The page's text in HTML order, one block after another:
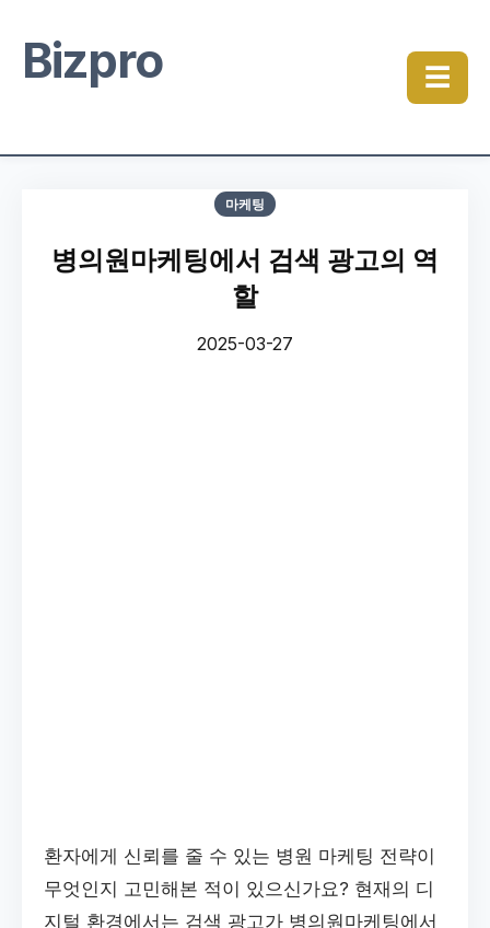
Bizpro ☰
마케팅
병의원마케팅에서 검색 광고의 역
할
2025-03-27
환자에게 신뢰를 줄 수 있는 병원 마케팅 전략이
무엇인지 고민해본 적이 있으신가요? 현재의 디
지털 환경에서는 검색 광고가 병의원마케팅에서